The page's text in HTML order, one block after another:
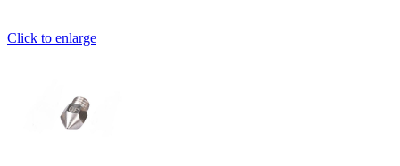
Click to enlarge